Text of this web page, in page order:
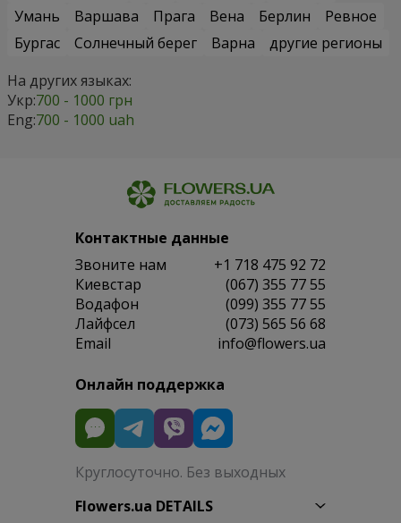
Умань
Варшава Прага Вена Берлин
Ревное
Бургас
Солнечный берег Варна
другие регионы
На других языках:
Укр:700 - 1000 грн
Eng:700 - 1000 uah
Контактные данные
Звоните нам
+1 718 475 92 72
Киевстар
(067) 355 77 55
Водафон
(099) 355 77 55
Лайфсел
(073) 565 56 68
Email
info@flowers.ua
Онлайн поддержка
Круглосуточно. Без выходных
Flowers.ua DETAILS